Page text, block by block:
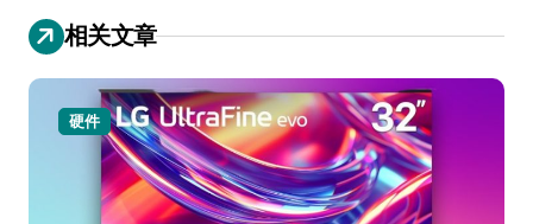
相关文章
硬件